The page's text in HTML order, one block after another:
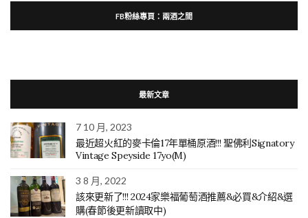
FB粉絲專頁：兩酒之間
最新文章
7 10 月, 2023
最近超火紅的麥卡倫17年單桶原酒!!! 聖佛利Signatory
Vintage Speyside 17yo(M)
3 8 月, 2022
該來更新了!!! 2024家樂福葡萄酒推薦&必買&介紹&選
購(春節後更新讀取中)